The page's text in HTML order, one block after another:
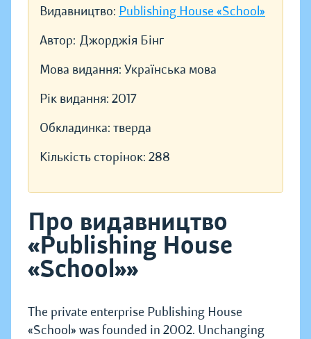
Видавництво: Publishing House «School»
Автор: Джорджія Бінг
Мова видання: Українська мова
Рік видання: 2017
Обкладинка: тверда
Кількість сторінок: 288
Про видавництво
«Publishing House
«School»»
The private enterprise Publishing House
«School» was founded in 2002. Unchanging